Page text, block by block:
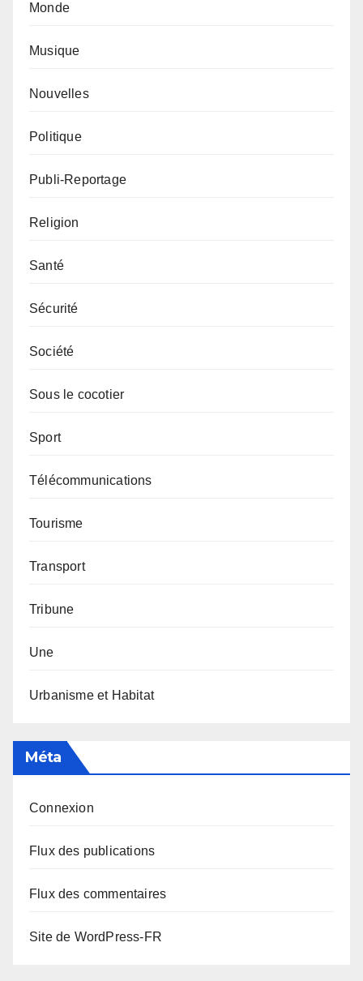
Monde
Musique
Nouvelles
Politique
Publi-Reportage
Religion
Santé
Sécurité
Société
Sous le cocotier
Sport
Télécommunications
Tourisme
Transport
Tribune
Une
Urbanisme et Habitat
Méta
Connexion
Flux des publications
Flux des commentaires
Site de WordPress-FR